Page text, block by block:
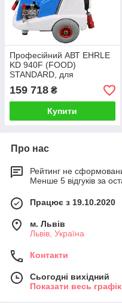
Професійний АВТ EHRLE
KD 940F (FOOD)
STANDARD, для
промислового
використання
159 718 ₴
Купити
Про нас
Рейтинг не
Менше 5 відгуків за
Працює з 19.10.2020
м. Львів
Львів, Україна
Контакти
Сьогодні вихідний
Показати весь